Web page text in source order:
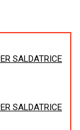
SALDATRICE
SALDATRICE